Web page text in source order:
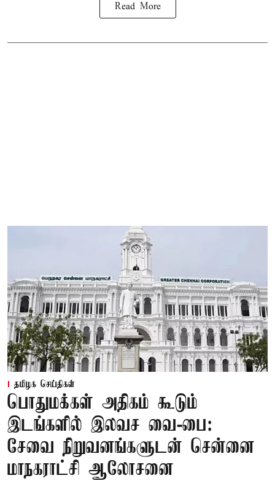
Read More
தமிழக செய்திகள்
பொதுமக்கள் அதிகம் கூடும்
இடங்களில் இலவச வை-பை:
சேவை நிறுவனங்களுடன் சென்னை
மாநகராட்சி ஆலோசனை